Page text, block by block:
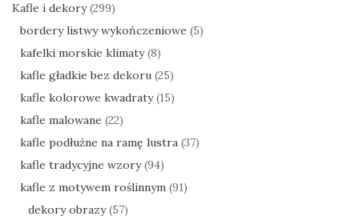
Kafle i dekory (299)
bordery listwy wykończeniowe (5)
kafelki morskie klimaty (8)
kafle gładkie bez dekoru (25)
kafle kolorowe kwadraty (15)
kafle malowane (22)
kafle podłużne na ramę lustra (37)
kafle tradycyjne wzory (94)
kafle z motywem roślinnym (91)
dekory obrazy (57)